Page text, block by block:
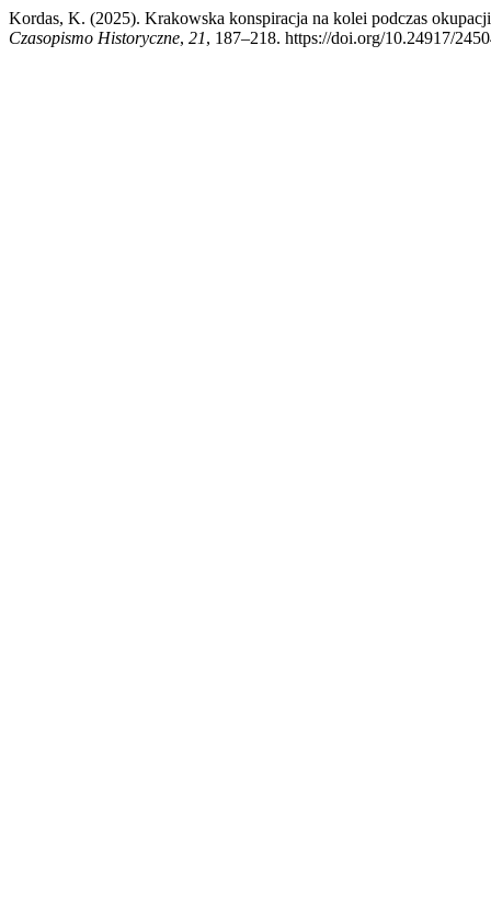
Kordas, K. (2025). Krakowska konspiracja na kolei podczas
Czasopismo Historyczne, 21, 187–218. https://doi.org/10.24917/